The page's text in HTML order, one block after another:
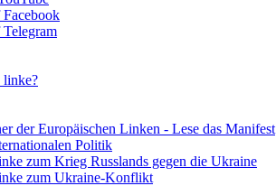
linke?
der Europäischen Linken - Lese das Manifest
Politik
zum Krieg Russlands gegen die Ukraine
zum Ukraine-Konflikt